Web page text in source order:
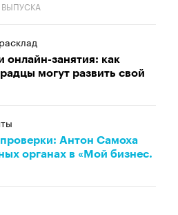
занятия: как
могут развить свой
проверки: Антон Самоха
органах в «Мой бизнес.